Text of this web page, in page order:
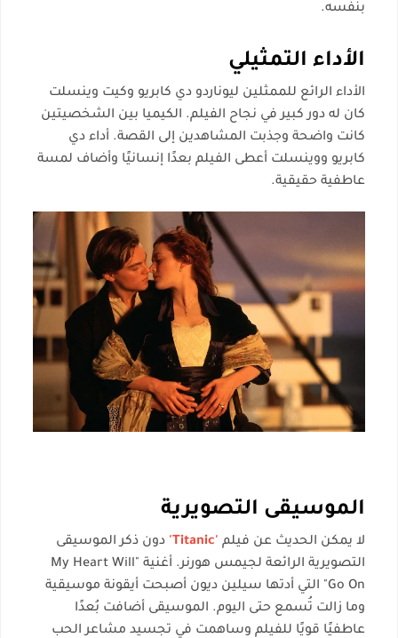
بنفسه.
الأداء التمثيلي
الأداء الرائع للممثلين ليوناردو دي كابريو وكيت وينسلت
كان له دور كبير في نجاح الفيلم. الكيميا بين الشخصيتين
كانت واضحة وجذبت المشاهدين إلى القصة. أداء دي
كابريو ووينسلت أعطى الفيلم بعدًا إنسانيًا وأضاف لمسة
عاطفية حقيقية.
الموسيقى التصويرية
لا يمكن الحديث عن فيلم 'Titanic'
دون ذكر الموسيقى
التصويرية الرائعة لجيمس هورنر. أغنية "My Heart Will
Go On" التي أدتها سيلين ديون أصبحت أيقونة موسيقية
وما زالت تُسمع حتى اليوم. الموسيقى أضافت بُعدًا
عاطفيًا قويًا للفيلم وساهمت في تجسيد مشاعر الحب